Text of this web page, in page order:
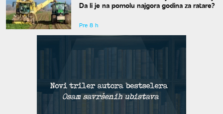
Da li je na pomolu najgora godina za ratare?
Pre 8 h